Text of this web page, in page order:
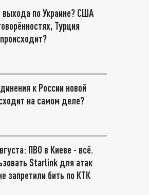
выхода по Украине? США
Турция
к России новой
на самом деле?
ПВО в Киеве - всё.
Starlink для атак
запретили бить по КТК